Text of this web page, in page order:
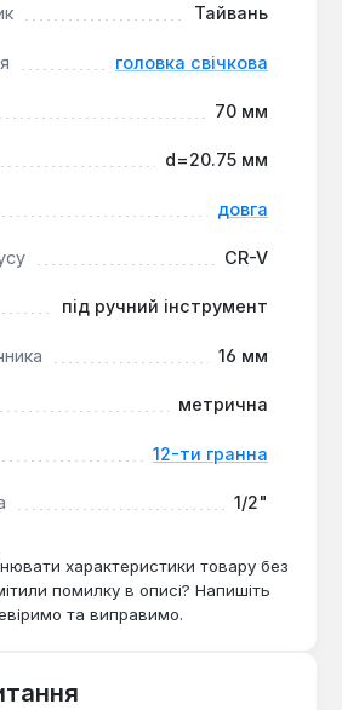
70 мм з розміром робочої
автомобілів. Інструмент
самостійного ремонту.
Тайвань
головка свічкова
70 мм
d=20.75 мм
довга
CR-V
під ручний інструмент
16 мм
метрична
12-ти гранна
1/2"
характеристики товару без
помилку в описі? Напишіть
та виправимо.